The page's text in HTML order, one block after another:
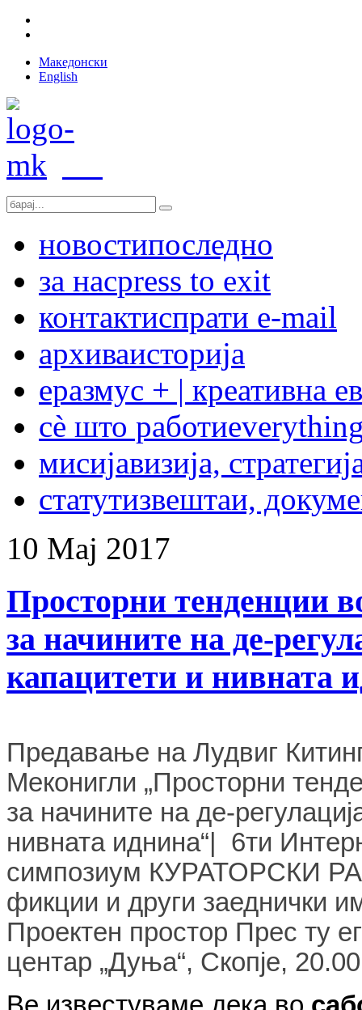
Македонски
English
новостипоследно
за насpress to exit
контактиспрати e-mail
архиваисторија
еразмус + | креативна
сѐ што работи
мисијавизија,
статутизвештаи,
10 Мај 2017
Просторни тенденции
за начините на де-
капацитети и нивната
Предавање на Лудвиг
Меконигли „Просторни
за начините на де-
нивната иднина“| 6ти
симпозиум КУРАТОРСКИ
фикции и други заеднички
Проектен простор Прес ту
центар „Дуња“, Скопје,